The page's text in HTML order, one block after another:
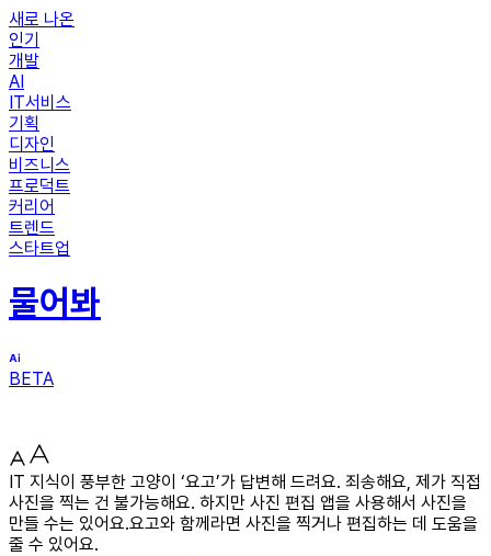
새로 나온
인기
개발
AI
IT서비스
기획
디자인
비즈니스
프로덕트
커리어
트렌드
스타트업
물어봐
BETA
IT 지식이 풍부한 고양이 ‘요고’가 답변해 드려요. 죄송해요, 제가 직접
사진을 찍는 건 불가능해요. 하지만 사진 편집 앱을 사용해서 사진을
만들 수는 있어요.요고와 함께라면 사진을 찍거나 편집하는 데 도움을
줄 수 있어요.